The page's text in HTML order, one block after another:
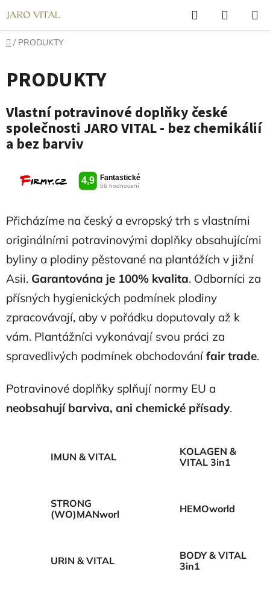
na
obsah
Hledat
KOŠÍK
Domů
/ PRODUKTY
PRODUKTY
Vlastní potravinové doplňky české
společnosti JARO VITAL - bez chemikálií
a bez barviv
Přicházíme na český a evropský trh s vlastními
originálními potravinovými doplňky obsahujícími
byliny a plodiny pěstované na plantážích v jižní
Asii. Garantována je 100% kvalita. Odborníci za
přísných hygienických podmínek plodiny
zpracovávají, aby v pořádku doputovaly až k
vám. Plantážníci vykonávají svou práci za
spravedlivých podmínek obchodování fair trade.
Potravinové doplňky splňují normy EU a
neobsahují barviva, ani chemické přísady.
IMUN & VITAL
KOLAGEN &
VITAL 3in1
STRONG
(WO)MANworld
HEMOworld
URIN & VITAL
BODY & VITAL
3in1